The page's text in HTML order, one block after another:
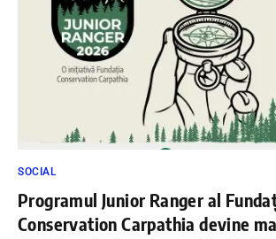
SOCIAL
Programul Junior Ranger al
Conservation Carpathia devine